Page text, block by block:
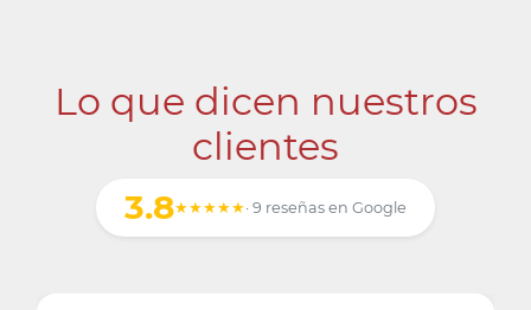
Lo que dicen nuestros
clientes
3.8★★★★★· 9 reseñas en Google